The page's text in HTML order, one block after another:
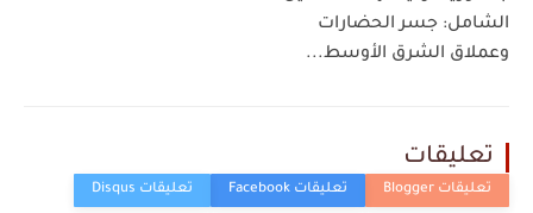
الشامل: جسر الحضارات
وعملاق الشرق الأوسط...
تعليقات